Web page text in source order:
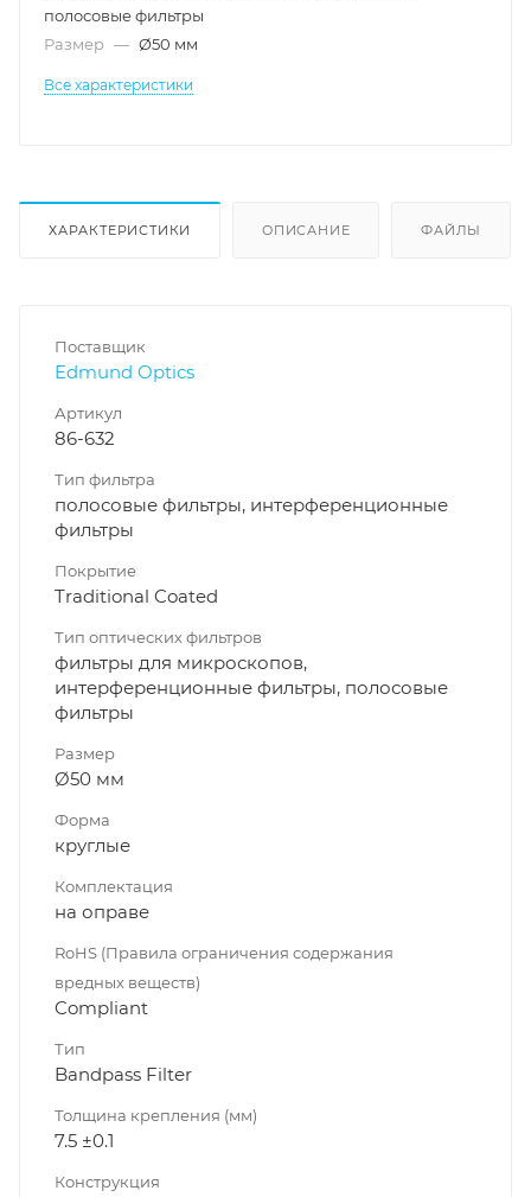
полосовые фильтры
Размер — Ø50 мм
Все характеристики
ХАРАКТЕРИСТИКИ ОПИСАНИЕ ФАЙЛЫ
Поставщик
Edmund Optics
Артикул
86-632
Тип фильтра
полосовые фильтры, интерференционные
фильтры
Покрытие
Traditional Coated
Тип оптических фильтров
фильтры для микроскопов,
интерференционные фильтры, полосовые
фильтры
Размер
Ø50 мм
Форма
круглые
Комплектация
на оправе
RoHS (Правила ограничения содержания
вредных веществ)
Compliant
Тип
Bandpass Filter
Толщина крепления (мм)
7.5 ±0.1
Конструкция